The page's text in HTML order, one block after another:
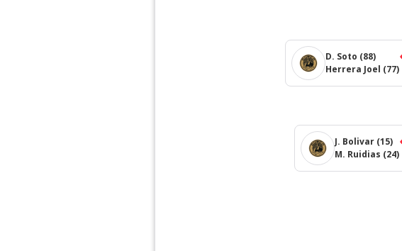
D. Soto (88)
Herrera Joel (77)
J. Bolivar (15)
M. Ruidias (24)